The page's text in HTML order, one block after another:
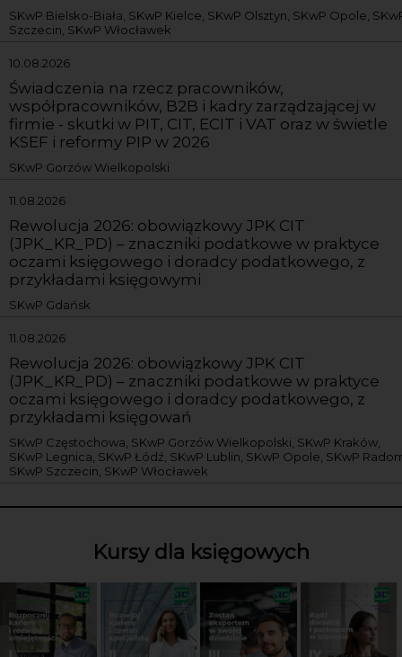
SKwP Bielsko-Biała, SKwP Kielce, SKwP Olsztyn, SKwP Opole,
Szczecin, SKwP Włocławek
10.08.2026
Świadczenia na rzecz pracowników,
współpracowników, B2B i kadry zarządzającej w
firmie - skutki w PIT, CIT, ECIT i VAT oraz w świetle
KSEF i reformy PIP w 2026
SKwP Gorzów Wielkopolski
11.08.2026
Rewolucja 2026: obowiązkowy JPK CIT
(JPK_KR_PD) – znaczniki podatkowe w praktyce
oczami księgowego i doradcy podatkowego, z
przykładami księgowymi
SKwP Gdańsk
11.08.2026
Rewolucja 2026: obowiązkowy JPK CIT
(JPK_KR_PD) – znaczniki podatkowe w praktyce
oczami księgowego i doradcy podatkowego, z
przykładami księgowań
SKwP Częstochowa, SKwP Gorzów Wielkopolski, SKwP Kraków,
SKwP Legnica, SKwP Łódź, SKwP Lublin, SKwP Opole, SKwP
SKwP Szczecin, SKwP Włocławek
Kursy dla księgowych